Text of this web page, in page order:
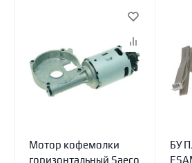
Мотор кофемолки
горизонтальный Saeco
БУ